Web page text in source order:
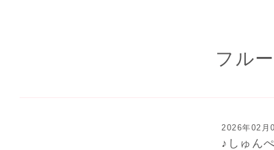
フル
2026年02月
♪しゅん